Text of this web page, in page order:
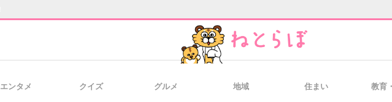
エンタメ クイズ グルメ 地域 住まい 教育